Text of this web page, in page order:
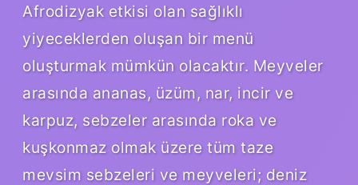
Afrodizyak etkisi olan sağlıklı
yiyeceklerden oluşan bir menü
oluşturmak mümkün olacaktır. Meyveler
arasında ananas, üzüm, nar, incir ve
karpuz, sebzeler arasında roka ve
kuşkonmaz olmak üzere tüm taze
mevsim sebzeleri ve meyveleri; deniz